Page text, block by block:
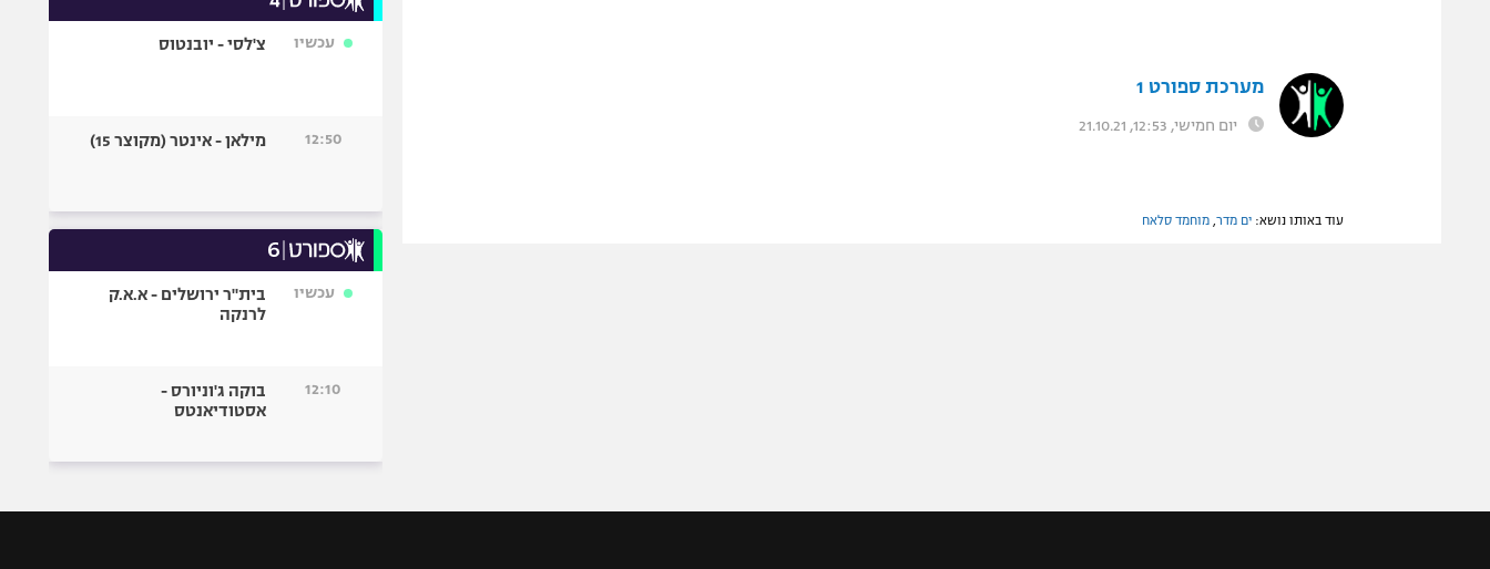
מערכת ספורט 1
יום חמישי, 12:53, 21.10.21
עוד באותו נושא: ים מדר מוחמד סלאח
עכשיו צ'לסי - יובנטוס
12:50 מילאן - אינטר (מקוצר 15)
עכשיו
בית"ר ירושלים - א.א.ק
לרנקה
12:10
בוקה ג'וניורס -
אסטודיאנטס